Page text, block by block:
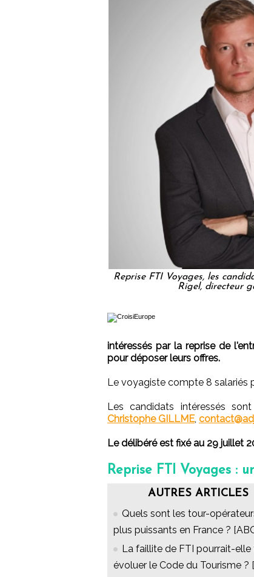
Reprise FTI Voyages, les
Rigel, directeur
intéressés par la reprise de
pour déposer leurs offres.
Le voyagiste compte 8 salariés
Les candidats intéressés
Christophe GILLME
Le délibéré est fixé au 29 juillet
Reprise FTI Voyages :
AUTRES ARTICLES
Quels sont les tour-
plus puissants en France ?
La faillite de FTI pourrait-elle
évoluer le Code du Tourisme ?